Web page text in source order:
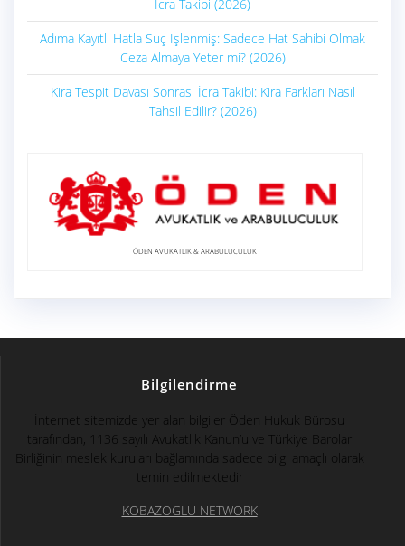
İcra Takibi (2026)
Adıma Kayıtlı Hatla Suç İşlenmiş: Sadece Hat Sahibi Olmak
Ceza Almaya Yeter mi? (2026)
Kira Tespit Davası Sonrası İcra Takibi: Kira Farkları Nasıl
Tahsil Edilir? (2026)
ÖDEN AVUKATLIK & ARABULUCULUK
Bilgilendirme
İnternet sitemizde yer alan bilgiler Öden Hukuk Bürosu
tarafından, 1136 sayılı Avukatlık Kanun’u ve Türkiye Barolar
Birliğinin meslek kuruları bağlamında sadece bilgi amaçlı olarak
temin edilmektedir
KOBAZOGLU NETWORK